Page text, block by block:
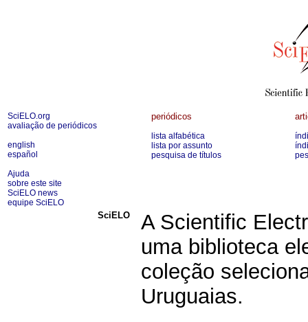
SciELO.org
avaliação de periódicos
english
español
Ajuda
sobre este site
SciELO news
equipe SciELO
periódicos
lista alfabética
lista por assunto
pesquisa de títulos
SciELO
A Scientific
uma biblioteca
coleção
Uruguaias.